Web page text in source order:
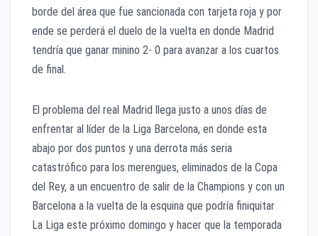
borde del área que fue sancionada con tarjeta roja y por
ende se perderá el duelo de la vuelta en donde Madrid
tendría que ganar minino 2- 0 para avanzar a los cuartos
de final.
El problema del real Madrid llega justo a unos días de
enfrentar al líder de la Liga Barcelona, en donde esta
abajo por dos puntos y una derrota más seria
catastrófico para los merengues, eliminados de la Copa
del Rey, a un encuentro de salir de la Champions y con un
Barcelona a la vuelta de la esquina que podría finiquitar
La Liga este próximo domingo y hacer que la temporada